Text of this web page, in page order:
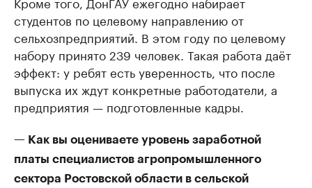
студентов по целевому направлению от
сельхозпредприятий. В этом году по целевому
набору принято 239 человек. Такая работа даёт
эффект: у ребят есть уверенность, что после
выпуска их ждут конкретные работодатели, а
предприятия — подготовленные кадры.
— Как вы оцениваете уровень заработной
платы специалистов агропромышленного
сектора Ростовской области в сельской